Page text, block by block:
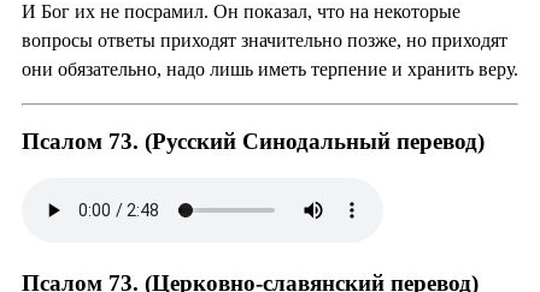
И Бог их не посрамил. Он показал, что на некоторые
вопросы ответы приходят значительно позже, но приходят
они обязательно, надо лишь иметь терпение и хранить веру.
Псалом 73. (Русский Синодальный перевод)
Псалом 73. (Церковно-славянский перевод)